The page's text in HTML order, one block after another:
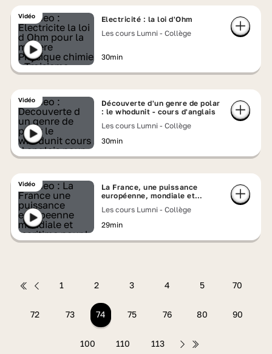
Vidéo
Electricité : la loi d'Ohm
Les cours Lumni - Collège
30min
Vidéo
Découverte d'un genre de polar
: le whodunit - cours d'anglais
Les cours Lumni - Collège
30min
Vidéo
La France, une puissance
européenne, mondiale et
Les cours Lumni - Collège
29min
1 2 3 4 5 70
72 73 74 75 76 80 90
100 110 113